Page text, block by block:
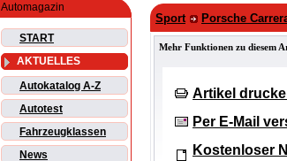
Automagazin
START
AKTUELLES
Autokatalog A-Z
Autotest
Fahrzeugklassen
News
Sport Porsche
Mehr Funktionen zu diesem
Artikel
Per E-Mail
Kostenloser